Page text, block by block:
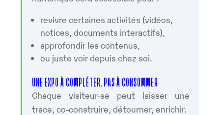
revivre certaines activités (vidéos,
notices, documents interactifs),
approfondir les contenus,
ou juste voir depuis chez soi.
UNE EXPO À COMPLÉTER, PAS À CONSOMMER
Chaque visiteur·se peut laisser une
trace, co-construire, détourner, enrichir.